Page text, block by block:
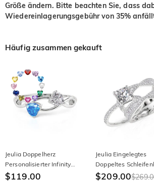
Größe ändern. Bitte beachten Sie, dass
Wiedereinlagerungsgebühr von 35%
Häufig zusammen gekauft
Jeulia Doppelherz
Personalisierter Infinity
Geburtsstein Ring
$119.00
Jeulia Eingelegtes
Doppeltes
Puzzle Ring Set 2
$209.00